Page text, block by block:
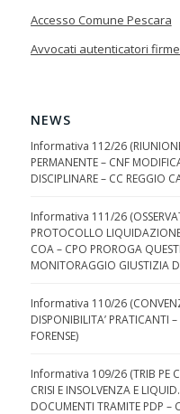
Accesso Comune Pescara
Avvocati autenticatori
NEWS
Informativa 112/26
PERMANENTE – CNF
DISCIPLINARE – CC REGGIO
Informativa 111/26
PROTOCOLLO
COA – CPO PROROGA
MONITORAGGIO GIUSTIZIA
Informativa 110/26
DISPONIBILITA’ PRATICANTI
FORENSE)
Informativa 109/26 (TRIB PE
CRISI E INSOLVENZA E
DOCUMENTI TRAMITE PDP –